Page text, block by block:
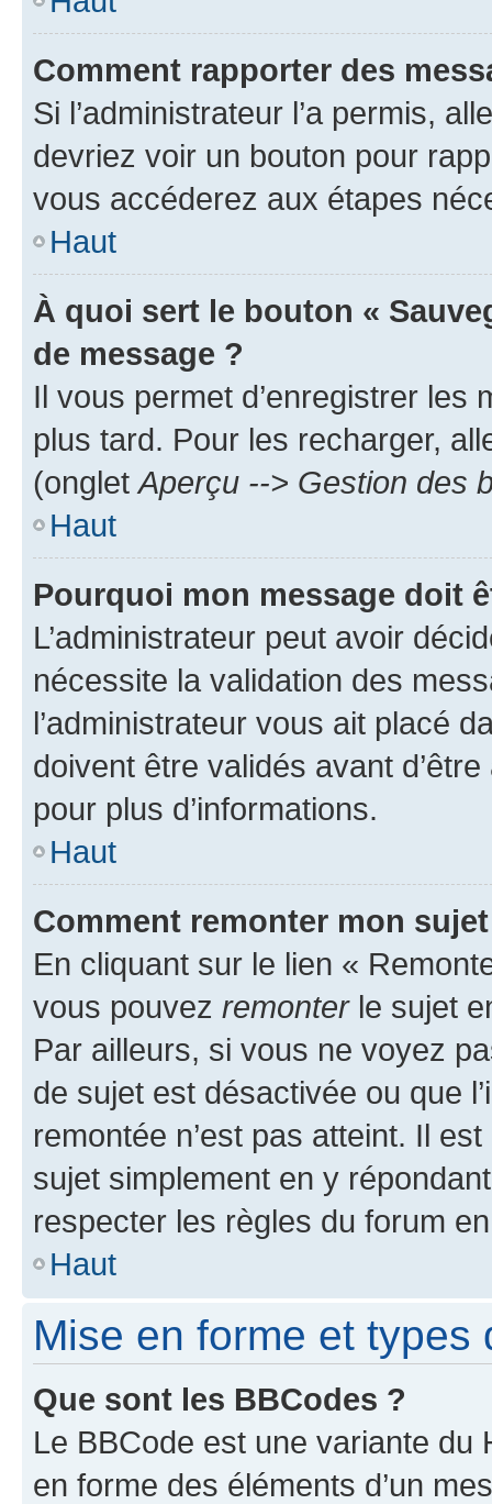
Comment rapporter des
Si l’administrateur l’a permis,
devriez voir un bouton pour
vous accéderez aux étapes
Haut
À quoi sert le bouton «
de message ?
Il vous permet d’enregistrer
plus tard. Pour les recharger,
(ongletAperçu --> Gestion des
Haut
Pourquoi mon message doit
L’administrateur peut avoir
nécessite la validation des
l’administrateur vous ait placé
doivent être validés avant
pour plus d’informations.
Haut
Comment remonter mon
En cliquant sur le lien «
vous pouvez remonterle sujet
Par ailleurs, si vous ne voyez
de sujet est désactivée ou que
remontée n’est pas atteint. Il
sujet simplement en y
respecter les règles du forum
Haut
Mise en forme et types
Que sont les BBCodes ?
Le BBCode est une variante du
en forme des éléments d’un